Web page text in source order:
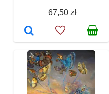
67,50 zł